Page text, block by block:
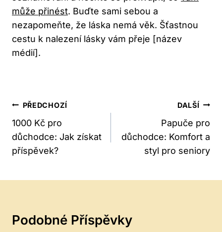
může přinést. Buďte sami sebou a
nezapomeňte, že láska nemá věk. Šťastnou
cestu k nalezení lásky vám přeje [název
médií].
Navigace
Pro
Příspěvek
PŘEDCHOZÍ
1000 Kč pro
důchodce: Jak získat
příspěvek?
DALŠÍ
Papuče pro
důchodce: Komfort a
styl pro seniory
Podobné Příspěvky